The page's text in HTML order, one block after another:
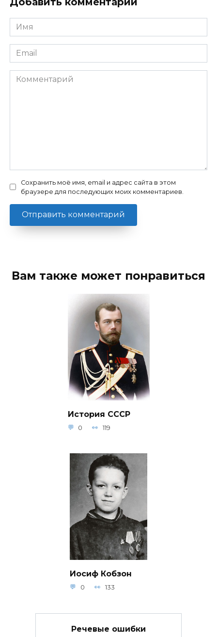
Имя
Email
Комментарий
Сохранить моё имя, email и адрес сайта в этом
браузере для последующих моих комментариев.
Вам также может понравиться
История СССР
0 119
Иосиф Кобзон
0 133
Речевые ошибки